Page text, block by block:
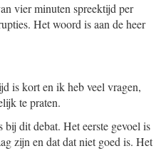
vier minuten spreektijd per
Het woord is aan de heer
is kort en ik heb veel vragen,
te praten.
dit debat. Het eerste gevoel is
zijn en dat dat niet goed is. Het